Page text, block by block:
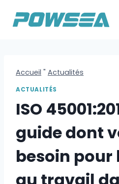
Accueil " Actualités
ACTUALITÉS
ISO
guide dont
besoin pour